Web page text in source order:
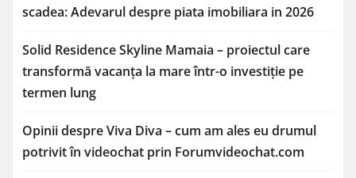
scadea: Adevarul despre piata imobiliara in 2026
Solid Residence Skyline Mamaia – proiectul care
transformă vacanța la mare într-o investiție pe
termen lung
Opinii despre Viva Diva – cum am ales eu drumul
potrivit în videochat prin Forumvideochat.com